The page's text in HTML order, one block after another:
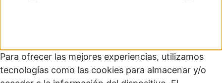
Para ofrecer las mejores experiencias, utilizamos
tecnologías como las cookies para almacenar y/o